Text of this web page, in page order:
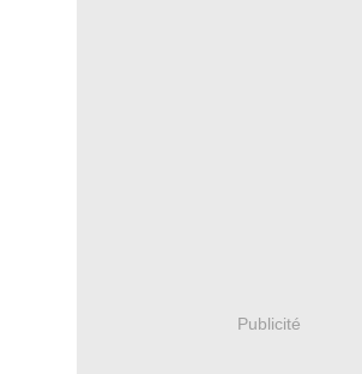
Publicité